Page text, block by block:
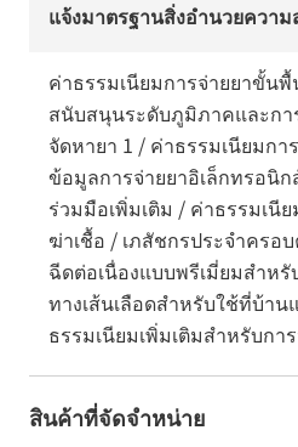
แจ้งมาตรฐานสิ่งอำนวยความ
ค่าธรรมเนียมการจ่ายยาขั้นพื้
สนับสนุนระดับภูมิภาคและกา
จัดหายา 1 / ค่าธรรมเนียมก
ข้อมูลการจ่ายยาอิเล็กทรอนิก
ร่วมมือเพิ่มเติม / ค่าธรรมเนี
ฆ่าเชื้อ / เภสัชกรประจำครอ
ฉีดต่อเนื่องแบบพรีเมี่ยมสำห
ทางเส้นเลือดสำหรับใช้ที่บ้าน
ธรรมเนียมเพิ่มเติมสำหรับกา
สินค้าที่จัดจำหน่าย